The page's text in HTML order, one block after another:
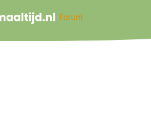
Forum